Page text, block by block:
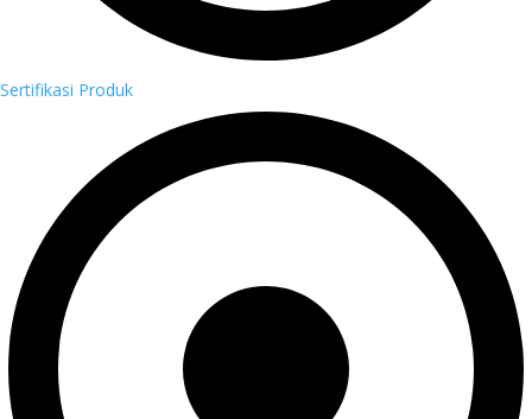
Sertifikasi Produk